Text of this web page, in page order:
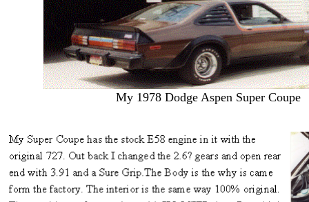
My 1978 Dodge Aspen Super Coupe